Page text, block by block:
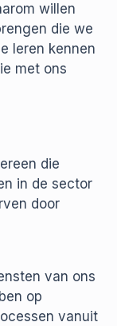
willen
die we
leren kennen
met ons
die
in de sector
door
van ons
op
vanuit